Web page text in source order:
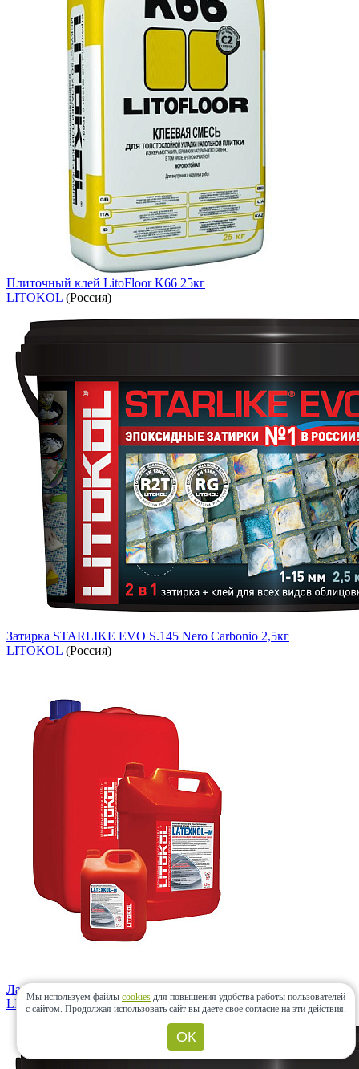
Плиточный клей LitoFloor K66 25кг
LITOKOL (Россия)
Затирка STARLIKE EVO S.145 Nero Carbonio 2,5кг
LITOKOL (Россия)
Латексная добавка LatexKol – М 3,75кг
LITOKOL(Россия)
Мы используем файлы cookies для повышения удобства работы пользователей
с сайтом. Продолжая использовать сайт вы даете свое согласие на эти действия.
ОК